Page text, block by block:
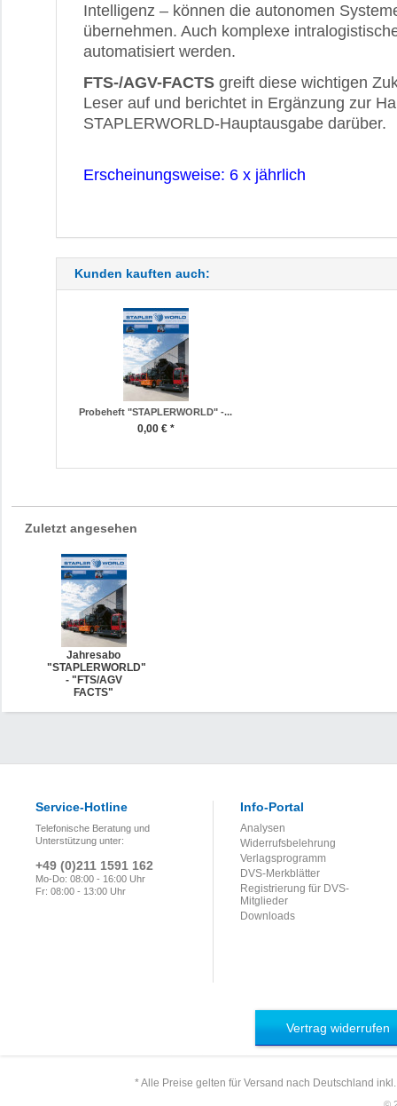
Intelligenz – können die autonomen
übernehmen. Auch komplexe
automatisiert werden.
FTS-/AGV-FACTS greift diese wichtigen
Leser auf und berichtet in Ergänzung zur
STAPLERWORLD-Hauptausgabe darüber.
Erscheinungsweise: 6 x jährlich
Kunden kauften auch:
Probeheft "STAPLERWORLD" -...
0,00 € *
Zuletzt angesehen
Jahresabo
"STAPLERWORLD"
- "FTS/AGV
FACTS"
Service-Hotline
Telefonische Beratung und
Unterstützung unter:
+49 (0)211 1591 162
Mo-Do: 08:00 - 16:00 Uhr
Fr: 08:00 - 13:00 Uhr
Info-Portal
Analysen
Widerrufsbelehrung
Verlagsprogramm
DVS-Merkblätter
Registrierung für DVS-
Mitglieder
Downloads
Vertrag widerrufen
* Alle Preise gelten für Versand nach Deutschland